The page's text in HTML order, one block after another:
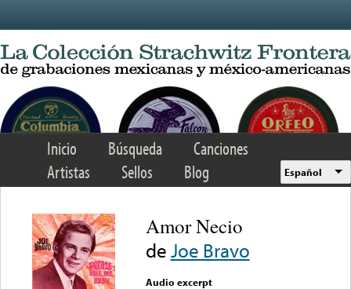
Inicio Búsqueda
Canciones
Artistas
Sellos Blog Español
Amor Necio
deJoe Bravo
Audio excerpt